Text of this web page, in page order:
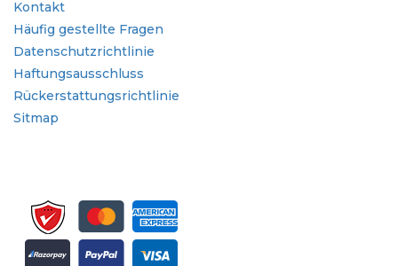
Kontakt
Häufig gestellte Fragen
Datenschutzrichtlinie
Haftungsausschluss
Rückerstattungsrichtlinie
Sitmap